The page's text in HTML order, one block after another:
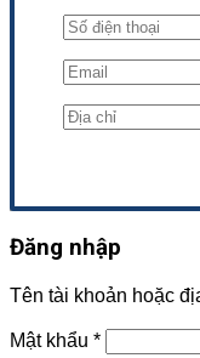
Đăng nhập
Tên tài khoản hoặc
Mật khẩu *